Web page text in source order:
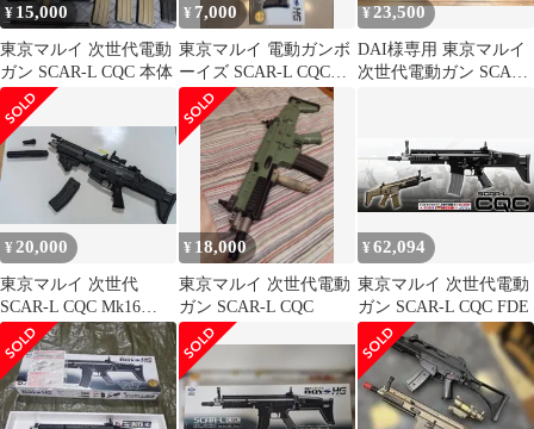
¥ 15,000
東京マルイ 次世代電動
ガン SCAR-L CQC 本体
¥ 7,000
東京マルイ 電動ガンボ
ーイズ SCAR-L CQC
FDE
¥23,500
DAI様専用 東京マルイ
次世代電動ガン SCAR-
¥ 20,000
東京マルイ 次世代
SCAR-L CQC Mk16
Mod0
¥ 18,000
東京マルイ 次世代電動
ガン SCAR-L CQC
¥62,094
東京マルイ 次世代電動
ガン SCAR-L CQC FDE